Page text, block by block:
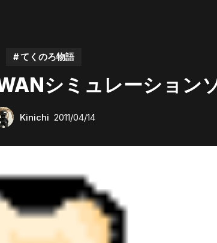
# てくのろ物語
シミュレーション
Kinichi 2011/04/14